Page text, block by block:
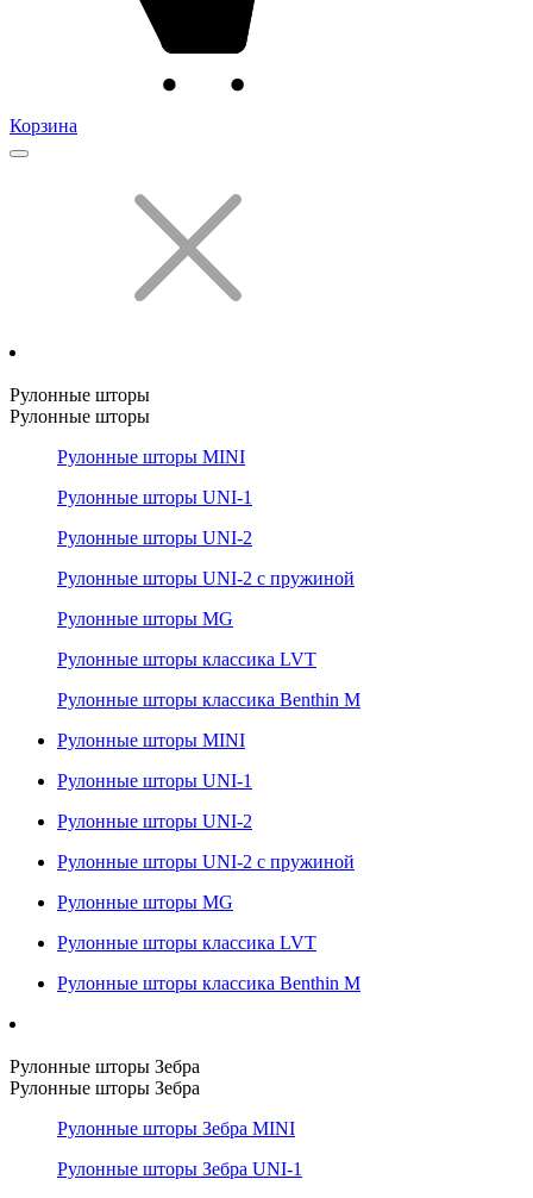
Корзина
Рулонные шторы
Рулонные шторы
Рулонные шторы MINI
Рулонные шторы UNI-1
Рулонные шторы UNI-2
Рулонные шторы UNI-2 с пружиной
Рулонные шторы MG
Рулонные шторы классика LVT
Рулонные шторы классика Benthin M
Рулонные шторы MINI
Рулонные шторы UNI-1
Рулонные шторы UNI-2
Рулонные шторы UNI-2 с пружиной
Рулонные шторы MG
Рулонные шторы классика LVT
Рулонные шторы классика Benthin M
Рулонные шторы Зебра
Рулонные шторы Зебра
Рулонные шторы Зебра MINI
Рулонные шторы Зебра UNI-1